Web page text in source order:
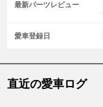
最新パーツレビュー
愛車登録日
直近の愛車ログ